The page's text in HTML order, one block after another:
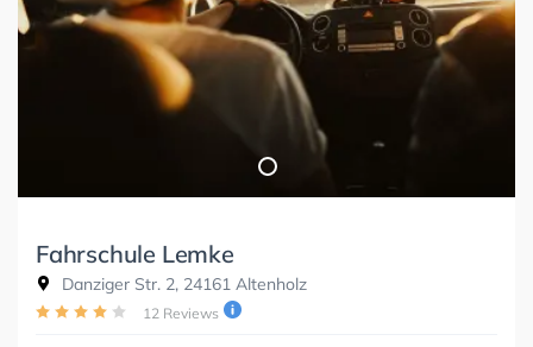
Fahrschule Lemke
Danziger Str. 2, 24161 Altenholz
12 Reviews